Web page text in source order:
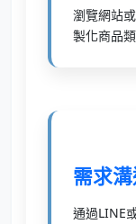
瀏覽網站
製化商品類
需求
通過LINE